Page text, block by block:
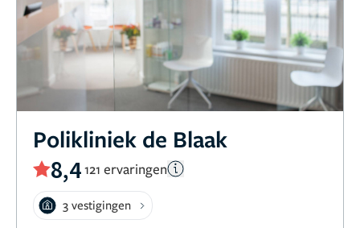
Polikliniek de Blaak
8,4121 ervaringen
3 vestigingen